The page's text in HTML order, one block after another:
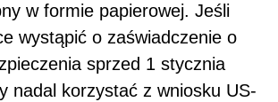
w formie papierowej. Jeśli
wystąpić o zaświadczenie o
sprzed 1 stycznia
nadal korzystać z wniosku US-